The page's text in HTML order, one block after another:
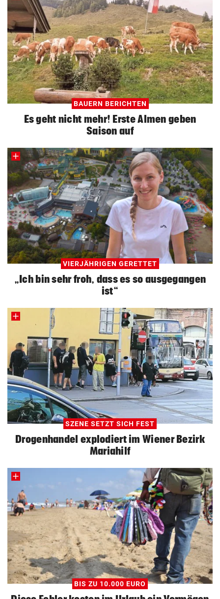
BAUERN BERICHTEN
Es geht nicht mehr! Erste Almen geben
Saison auf
VIERJÄHRIGEN GERETTET
„Ich bin sehr froh, dass es so ausgegangen
ist“
SZENE SETZT SICH FEST
Drogenhandel explodiert im Wiener Bezirk
Mariahilf
BIS ZU 10.000 EURO